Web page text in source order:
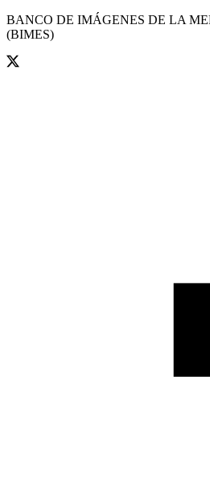
BANCO DE IMÁGENES DE LA
(BIMES)